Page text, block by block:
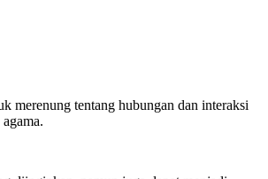
merenung tentang hubungan dan interaksi